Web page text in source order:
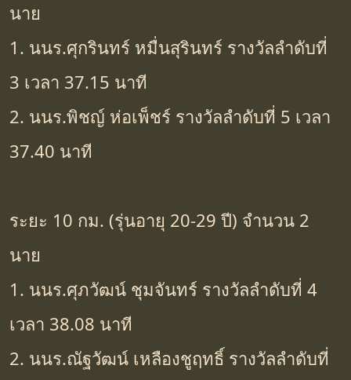
นาย
1. นนร.ศุกรินทร์ หมื่นสุรินทร์ รางวัลลำดับที่
3 เวลา 37.15 นาที
2. นนร.พิชญ์ ห่อเพ็ชร์ รางวัลลำดับที่ 5 เวลา
37.40 นาที
ระยะ 10 กม. (รุ่นอายุ 20-29 ปี) จำนวน 2
นาย
1. นนร.ศุภวัฒน์ ชุมจันทร์ รางวัลลำดับที่ 4
เวลา 38.08 นาที
2. นนร.ณัฐวัฒน์ เหลืองชูฤทธิ์ รางวัลลำดับที่